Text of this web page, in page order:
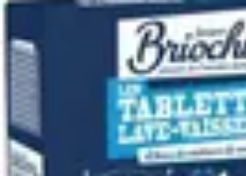
Introduction à la médecine
traditionnelle
IntroductionRemèdes
Médecine Traditionnelle